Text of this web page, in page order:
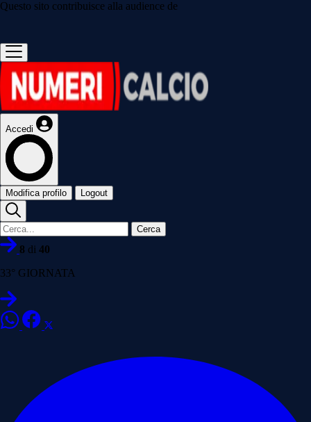
Questo sito contribuisce alla audience de
Accedi
Modifica profilo Logout
Cerca
8 di 40
33° GIORNATA